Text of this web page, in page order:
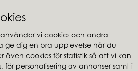
vi cookies och andra
ge dig en bra upplevelse när du
även cookies för statistik så att vi kan
personalisering av annonser samt i